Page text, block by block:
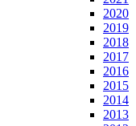
2020
2019
2018
2017
2016
2015
2014
2013